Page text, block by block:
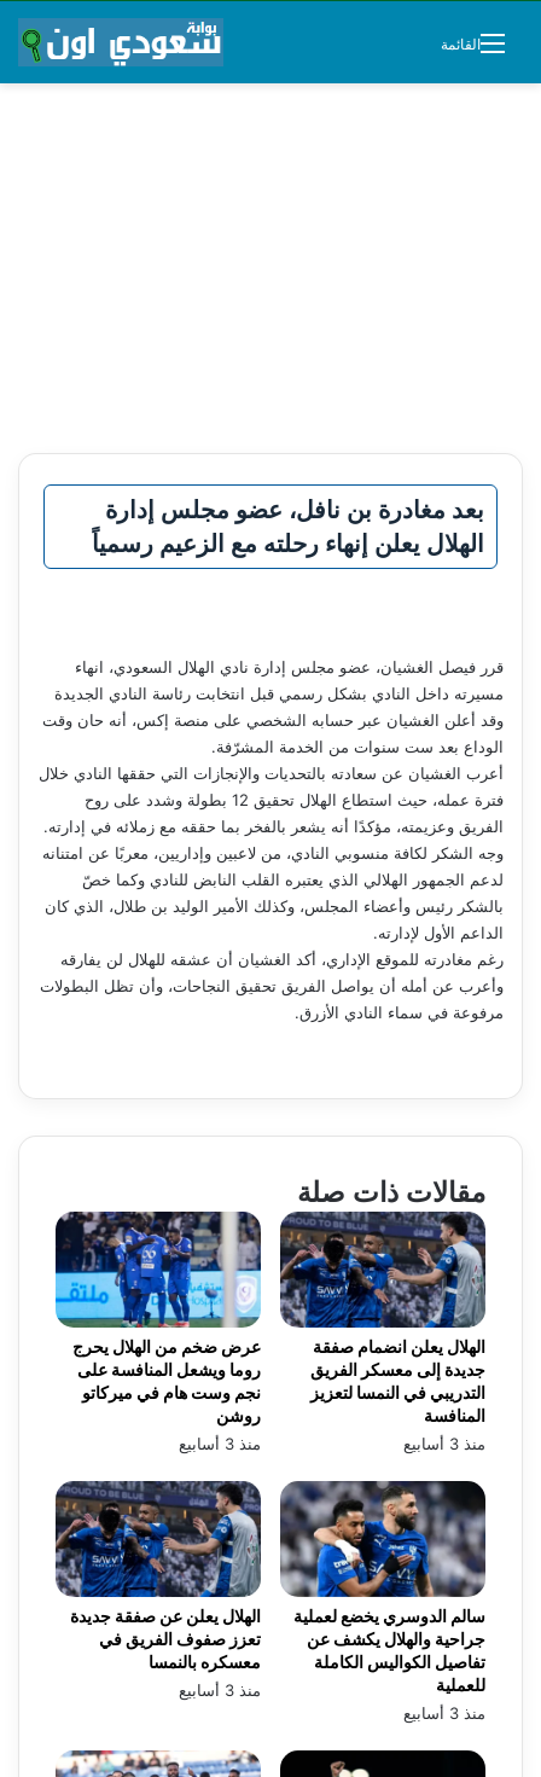
القائمة
بعد مغادرة بن نافل، عضو مجلس إدارة
الهلال يعلن إنهاء رحلته مع الزعيم رسمياً
قرر فيصل الغشيان، عضو مجلس إدارة نادي الهلال السعودي، انهاء
مسيرته داخل النادي بشكل رسمي قبل انتخابت رئاسة النادي الجديدة
وقد أعلن الغشيان عبر حسابه الشخصي على منصة إكس، أنه حان وقت
الوداع بعد ست سنوات من الخدمة المشرّفة.
أعرب الغشيان عن سعادته بالتحديات والإنجازات التي حققها النادي خلال
فترة عمله، حيث استطاع الهلال تحقيق 12 بطولة وشدد على روح
الفريق وعزيمته، مؤكدًا أنه يشعر بالفخر بما حققه مع زملائه في إدارته.
وجه الشكر لكافة منسوبي النادي، من لاعبين وإداريين، معربًا عن امتنانه
لدعم الجمهور الهلالي الذي يعتبره القلب النابض للنادي وكما خصّ
بالشكر رئيس وأعضاء المجلس، وكذلك الأمير الوليد بن طلال، الذي كان
الداعم الأول لإدارته.
رغم مغادرته للموقع الإداري، أكد الغشيان أن عشقه للهلال لن يفارقه
وأعرب عن أمله أن يواصل الفريق تحقيق النجاحات، وأن تظل البطولات
مرفوعة في سماء النادي الأزرق.
مقالات ذات صلة
عرض ضخم من الهلال يحرج
روما ويشعل المنافسة على
نجم وست هام في ميركاتو
روشن
منذ 3 أسابيع
الهلال يعلن انضمام صفقة
جديدة إلى معسكر الفريق
التدريبي في النمسا لتعزيز
المنافسة
منذ 3 أسابيع
الهلال يعلن عن صفقة جديدة
تعزز صفوف الفريق في
معسكره بالنمسا
منذ 3 أسابيع
سالم الدوسري يخضع لعملية
جراحية والهلال يكشف عن
تفاصيل الكواليس الكاملة
للعملية
منذ 3 أسابيع